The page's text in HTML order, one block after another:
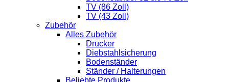
TV (86 Zoll)
TV (43 Zoll)
Zubehör
Alles Zubehör
Drucker
Diebstahlsicherung
Bodenständer
Ständer / Halterungen
Beliebte Produkte